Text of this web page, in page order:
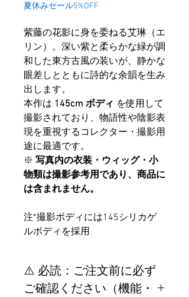
格
価
格
夏休みセール5%OFF
紫藤の花影に身を委ねる艾琳（エ
リン）。深い紫と柔らかな緑が調
和した東方古風の装いが、静かな
眼差しとともに詩的な余韻を生み
出します。
本作は 145cm ボディ を使用して
撮影されており、物語性や陰影表
現を重視するコレクター・撮影用
途に最適です。
※ 写真内の衣装・ウィッグ・小
物類は撮影参考用であり、商品に
は含まれません。
注*撮影ボディには145シリカゲ
ルボディを採用
⚠️ 必読：ご注文前に必ず
ご確認ください（機能・